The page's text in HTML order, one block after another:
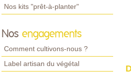
Nos kits "prêt-à-planter"
Nos engagements
Comment cultivons-nous ?
Label artisan du végétal